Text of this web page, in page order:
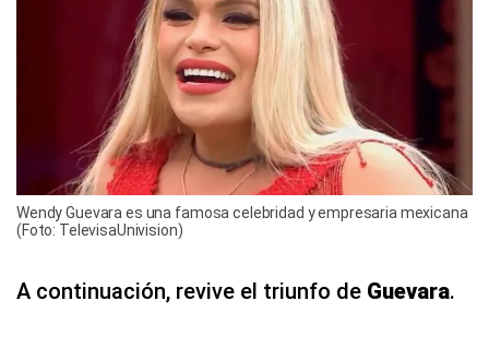
Wendy Guevara es una famosa celebridad y empresaria mexicana
(Foto: TelevisaUnivision)
A continuación, revive el triunfo de Guevara.